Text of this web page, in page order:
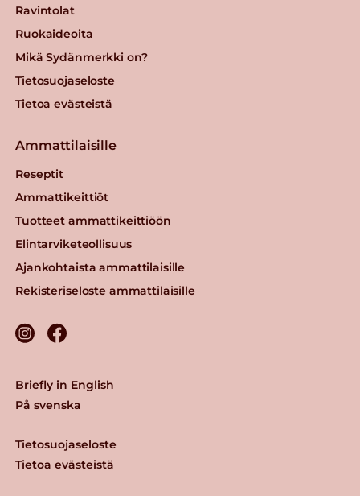
Ravintolat
Ruokaideoita
Mikä Sydänmerkki on?
Tietosuojaseloste
Tietoa evästeistä
Ammattilaisille
Reseptit
Ammattikeittiöt
Tuotteet ammattikeittiöön
Elintarviketeollisuus
Ajankohtaista ammattilaisille
Rekisteriseloste ammattilaisille
Tietosuojaseloste
Tietoa evästeistä
Briefly in English
På svenska